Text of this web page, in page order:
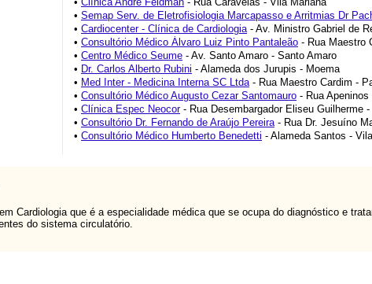
• Semap Serv. de Eletrofisiologia Marcapasso e Arritmias Dr
• Cardiocenter - Clínica de Cardiologia- Av. Ministro Gabriel de
• Consultório Médico Álvaro Luiz Pinto Pantaleão - Rua Maestro
• Centro Médico Seume - Av. Santo Amaro - Santo Amaro
• Dr. Carlos Alberto Rubini - Alameda dos Jurupis - Moema
• Med Inter - Medicina Interna SC Ltda- Rua Maestro Cardim -
• Consultório Médico Augusto Cezar Santomauro - Rua
• Clínica Espec Neocor- Rua Desembargador Eliseu Guilherme
• Consultório Dr. Fernando de Araújo Pereira- Rua Dr. Jesuíno
• Consultório Médico Humberto Benedetti - Alameda Santos -
Cardiologia que é a especialidade médica que se ocupa do diagnóstico e
do sistema circulatório.